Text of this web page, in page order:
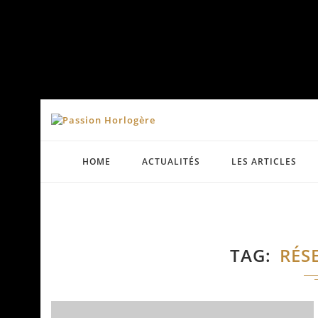
HOME ACTUALITÉS LES ARTICLES
TAG